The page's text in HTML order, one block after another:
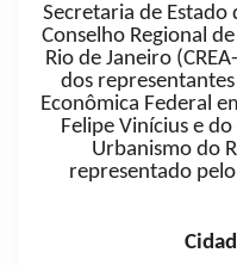
Secretaria de Estado
Conselho Regional
Rio de Janeiro
dos
Econômica Federal
Felipe Vinícius e
Urbanismo do
representado